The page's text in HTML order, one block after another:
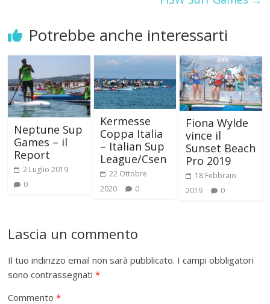
Potrebbe anche interessarti
Neptune Sup
Games – il
Report
2 Luglio 2019
0
Kermesse
Coppa Italia
– Italian Sup
League/Csen
22 Ottobre
2020
0
Fiona Wylde
vince il
Sunset Beach
Pro 2019
18 Febbraio
2019
0
Lascia un commento
Il tuo indirizzo email non sarà pubblicato. I campi obbligatori
sono contrassegnati*
Commento*